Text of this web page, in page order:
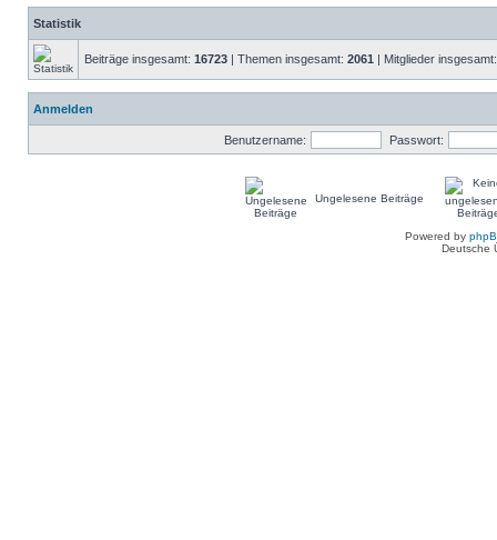
Statistik
Beiträge insgesamt: 16723 | Themen insgesamt: 2061 | Mitglieder
Anmelden
Benutzername: Passwort:
Ungelesene Beiträge
Powered by
Deutsche